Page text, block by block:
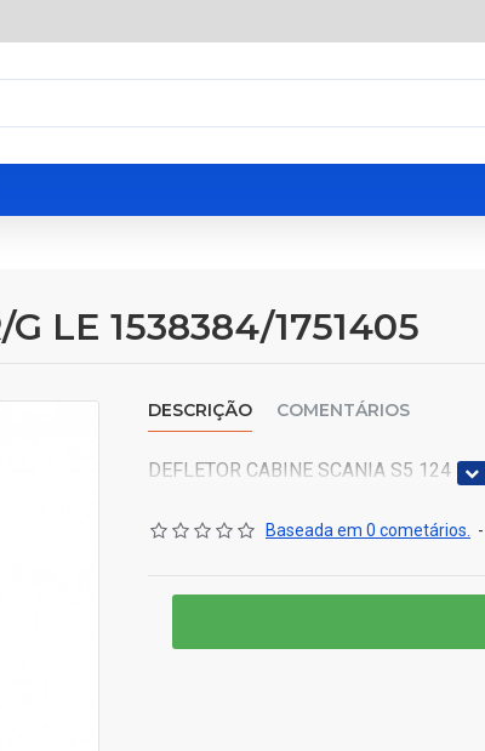
LE 1538384/1751405
DESCRIÇÃO COMENTÁRIOS
DEFLETOR CABINE SCANIA S5 124
Baseada em 0 cometários. -